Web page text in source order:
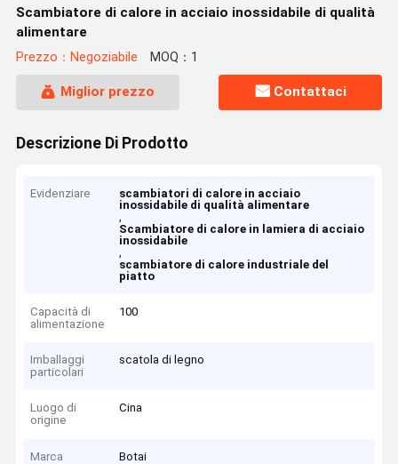
Scambiatore di calore in acciaio inossidabile di qualità
alimentare
Prezzo：Negoziabile MOQ：1
Miglior prezzo Contattaci
Descrizione Di Prodotto
Evidenziare
scambiatori di calore in acciaio
inossidabile di qualità alimentare
,
Scambiatore di calore in lamiera di acciaio
inossidabile
,
scambiatore di calore industriale del
piatto
Capacità di
alimentazione
100
Imballaggi
particolari
scatola di legno
Luogo di
origine
Cina
Marca Botai